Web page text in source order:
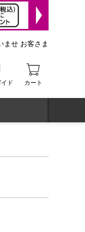
ド カート
ませ お客さま